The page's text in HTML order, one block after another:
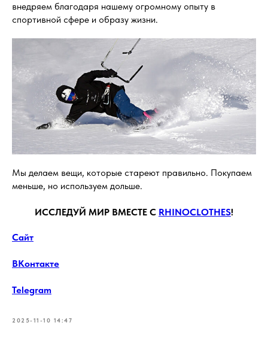
внедряем благодаря нашему огромному опыту в
спортивной сфере и образу жизни.
Мы делаем вещи, которые стареют правильно. Покупаем
меньше, но используем дольше.
ИСCЛЕДУЙ МИР ВМЕСТЕ С RHINOCLOTHES!
Сайт
ВКонтакте
Telegram
2025-11-10 14:47